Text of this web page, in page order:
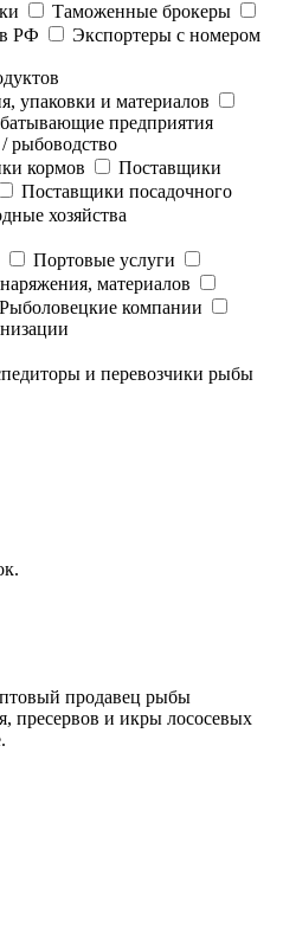
Таможенные брокеры
РФ
Экспортеры с номером
упаковки и материалов
предприятия
рыбоводство
кормов
Поставщики
Поставщики посадочного
хозяйства
Портовые услуги
материалов
Рыболовецкие компании
и перевозчики рыбы
продавец рыбы
пресервов и икры лососевых